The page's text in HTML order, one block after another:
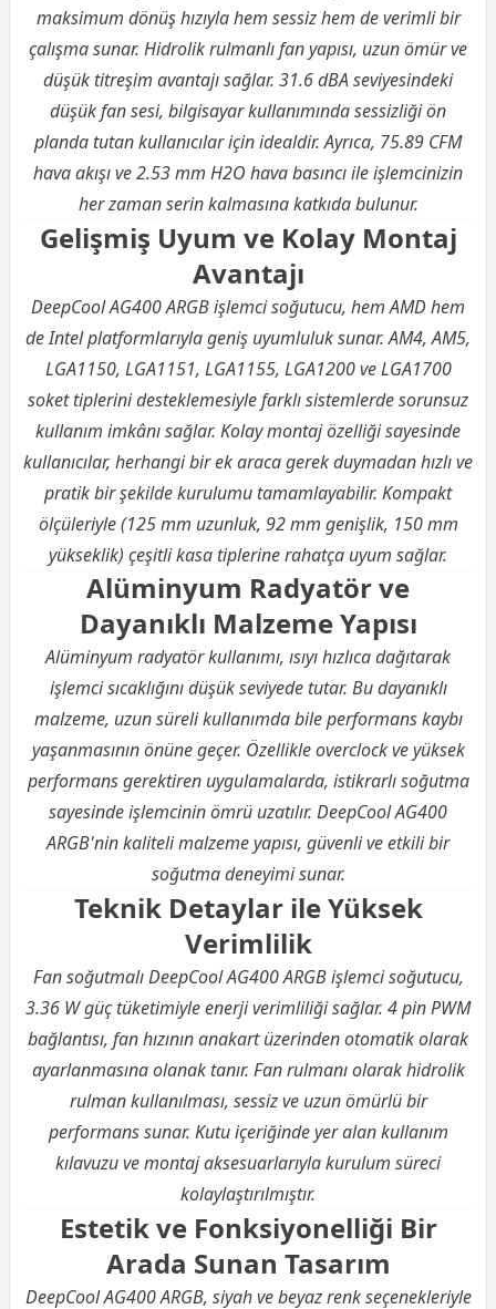
maksimum dönüş hızıyla hem sessiz hem de verimli bir
çalışma sunar. Hidrolik rulmanlı fan yapısı, uzun ömür ve
düşük titreşim avantajı sağlar. 31.6 dBA seviyesindeki
düşük fan sesi, bilgisayar kullanımında sessizliği ön
planda tutan kullanıcılar için idealdir. Ayrıca, 75.89 CFM
hava akışı ve 2.53 mm H2O hava basıncı ile işlemcinizin
her zaman serin kalmasına katkıda bulunur.
Gelişmiş Uyum ve Kolay Montaj
Avantajı
DeepCool AG400 ARGB işlemci soğutucu, hem AMD hem
de Intel platformlarıyla geniş uyumluluk sunar. AM4, AM5,
LGA1150, LGA1151, LGA1155, LGA1200 ve LGA1700
soket tiplerini desteklemesiyle farklı sistemlerde sorunsuz
kullanım imkânı sağlar. Kolay montaj özelliği sayesinde
kullanıcılar, herhangi bir ek araca gerek duymadan hızlı ve
pratik bir şekilde kurulumu tamamlayabilir. Kompakt
ölçüleriyle (125 mm uzunluk, 92 mm genişlik, 150 mm
yükseklik) çeşitli kasa tiplerine rahatça uyum sağlar.
Alüminyum Radyatör ve
Dayanıklı Malzeme Yapısı
Alüminyum radyatör kullanımı, ısıyı hızlıca dağıtarak
işlemci sıcaklığını düşük seviyede tutar. Bu dayanıklı
malzeme, uzun süreli kullanımda bile performans kaybı
yaşanmasının önüne geçer. Özellikle overclock ve yüksek
performans gerektiren uygulamalarda, istikrarlı soğutma
sayesinde işlemcinin ömrü uzatılır. DeepCool AG400
ARGB'nin kaliteli malzeme yapısı, güvenli ve etkili bir
soğutma deneyimi sunar.
Teknik Detaylar ile Yüksek
Verimlilik
Fan soğutmalı DeepCool AG400 ARGB işlemci soğutucu,
3.36 W güç tüketimiyle enerji verimliliği sağlar. 4 pin PWM
bağlantısı, fan hızının anakart üzerinden otomatik olarak
ayarlanmasına olanak tanır. Fan rulmanı olarak hidrolik
rulman kullanılması, sessiz ve uzun ömürlü bir
performans sunar. Kutu içeriğinde yer alan kullanım
kılavuzu ve montaj aksesuarlarıyla kurulum süreci
kolaylaştırılmıştır.
Estetik ve Fonksiyonelliği Bir
Arada Sunan Tasarım
DeepCool AG400 ARGB, siyah ve beyaz renk seçenekleriyle